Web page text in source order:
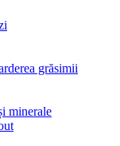
grăsimii
minerale